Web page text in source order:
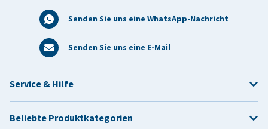
Senden Sie uns eine WhatsApp-Nachricht
Senden Sie uns eine E-Mail
Service & Hilfe
Beliebte Produktkategorien